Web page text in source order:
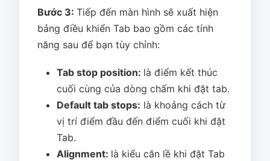
Bước 3: Tiếp đến màn hình sẽ xuất hiện
bảng điều khiển Tab bao gồm các tính
năng sau để bạn tùy chỉnh:
Tab stop position: là điểm kết thúc
cuối cùng của dòng chấm khi đặt tab.
Default tab stops: là khoảng cách từ
vị trí điểm đầu đến điểm cuối khi đặt
Tab.
Alignment: là kiểu căn lề khi đặt Tab